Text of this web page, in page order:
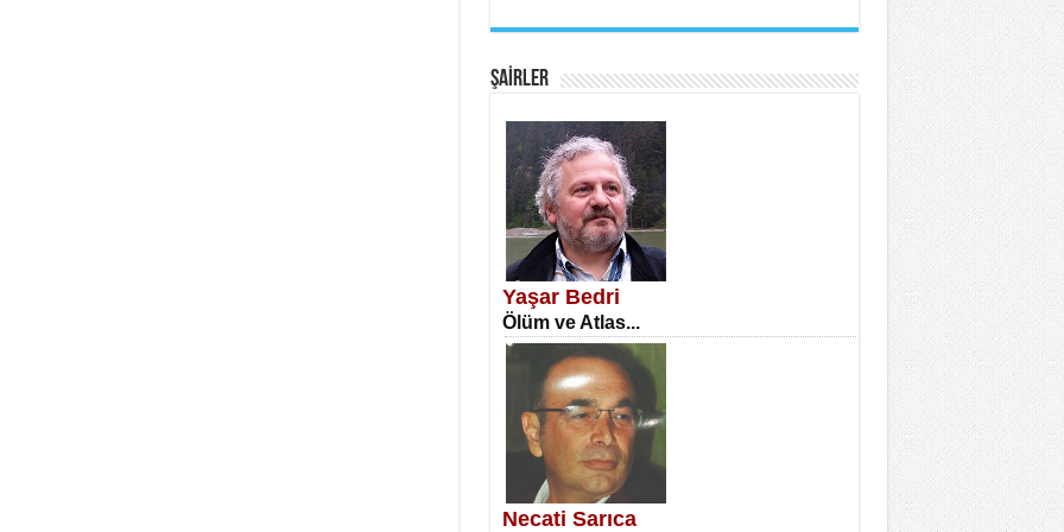
SATILMIŞ ÜMİT ÇETİNKAYA
Erkenlik...
NECLA DİLEK ARSLAN
Öğretmenler Günü Mahkemesi...
ŞAİRLER
Yaşar Bedri
Ölüm ve Atlas...
Necati Sarıca